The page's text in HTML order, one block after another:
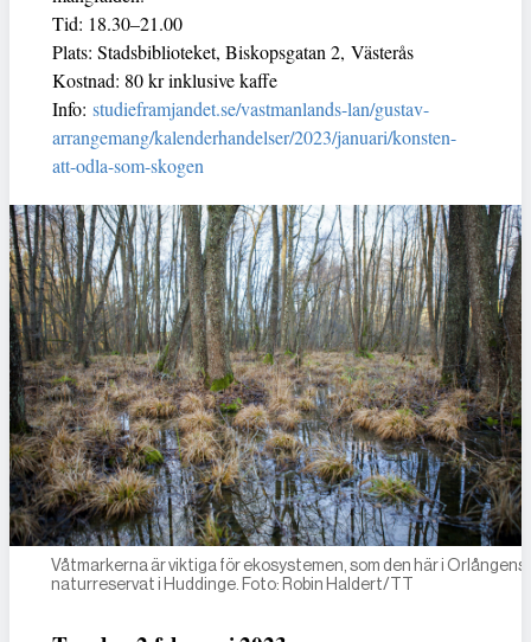
Tid: 18.30–21.00
Plats: Stadsbiblioteket, Biskopsgatan 2, Västerås
Kostnad: 80 kr inklusive kaffe
Info: studieframjandet.se/vastmanlands-lan/gustav-
arrangemang/kalenderhandelser/2023/januari/konsten-
att-odla-som-skogen
Våtmarkerna är viktiga för ekosystemen, som den här i Orlångens
naturreservat i Huddinge. Foto: Robin Haldert/TT